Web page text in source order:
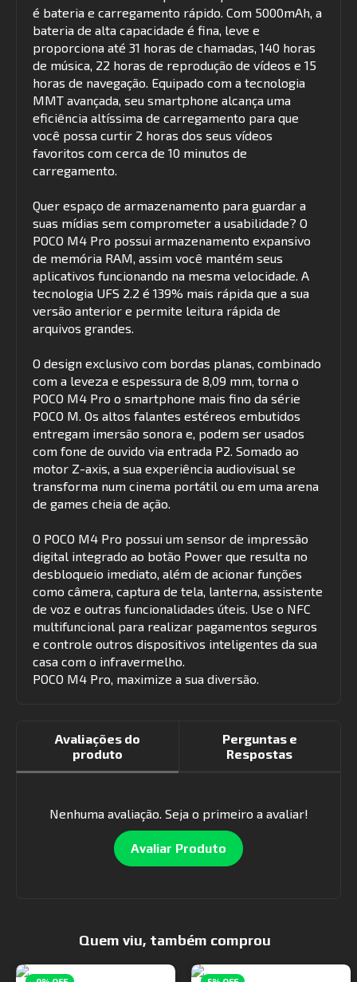
é bateria e carregamento rápido. Com 5000mAh, a
bateria de alta capacidade é fina, leve e
proporciona até 31 horas de chamadas, 140 horas
de música, 22 horas de reprodução de vídeos e 15
horas de navegação. Equipado com a tecnologia
MMT avançada, seu smartphone alcança uma
eficiência altíssima de carregamento para que
você possa curtir 2 horas dos seus vídeos
favoritos com cerca de 10 minutos de
carregamento.
Quer espaço de armazenamento para guardar a
suas mídias sem comprometer a usabilidade? O
POCO M4 Pro possui armazenamento expansivo
de memória RAM, assim você mantém seus
aplicativos funcionando na mesma velocidade. A
tecnologia UFS 2.2 é 139% mais rápida que a sua
versão anterior e permite leitura rápida de
arquivos grandes.
O design exclusivo com bordas planas, combinado
com a leveza e espessura de 8,09 mm, torna o
POCO M4 Pro o smartphone mais fino da série
POCO M. Os altos falantes estéreos embutidos
entregam imersão sonora e, podem ser usados
com fone de ouvido via entrada P2. Somado ao
motor Z-axis, a sua experiência audiovisual se
transforma num cinema portátil ou em uma arena
de games cheia de ação.
O POCO M4 Pro possui um sensor de impressão
digital integrado ao botão Power que resulta no
desbloqueio imediato, além de acionar funções
como câmera, captura de tela, lanterna, assistente
de voz e outras funcionalidades úteis. Use o NFC
multifuncional para realizar pagamentos seguros
e controle outros dispositivos inteligentes da sua
casa com o infravermelho.
POCO M4 Pro, maximize a sua diversão.
Avaliações do
produto
Perguntas e
Respostas
Nenhuma avaliação. Seja o primeiro a avaliar!
Avaliar Produto
Quem viu, também comprou